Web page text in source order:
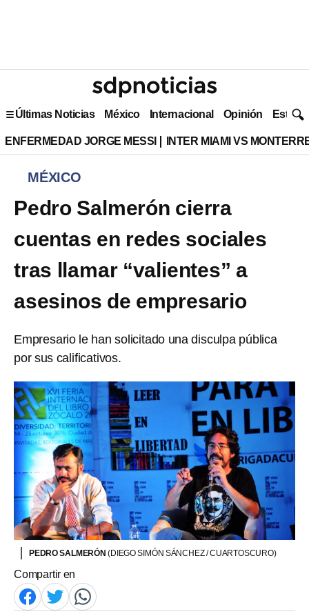
Últimas Noticias México Internacional Opinión Estilo
ENFERMEDAD JORGE MESSI INTER MIAMI VS
MÉXICO
Pedro Salmerón cierra
cuentas en redes sociales
tras llamar “valientes” a
asesinos de empresario
Empresario le han solicitado una disculpa pública
por sus calificativos.
PEDRO SALMERÓN(DIEGO SIMÓN SÁNCHEZ / CUARTOSCURO)
Compartir en